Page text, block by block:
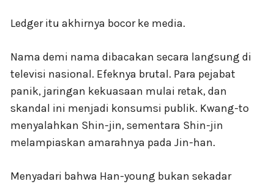
Ledger itu akhirnya bocor ke media.
Nama demi nama dibacakan secara langsung di
televisi nasional. Efeknya brutal. Para pejabat
panik, jaringan kekuasaan mulai retak, dan
skandal ini menjadi konsumsi publik. Kwang-to
menyalahkan Shin-jin, sementara Shin-jin
melampiaskan amarahnya pada Jin-han.
Menyadari bahwa Han-young bukan sekadar